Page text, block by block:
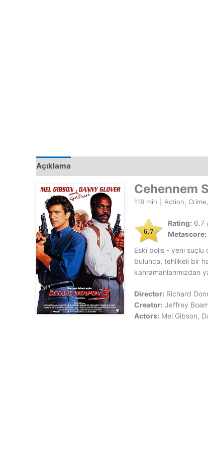
Açıklama
Cehennem
118 min Action,
6.7
Rating: 6.7
Metascore:
Eski polis - yeni suçlu
bulunca, tehlikeli bir
kahramanlarımızdan
Director: Richard
Creator: Jeffrey
Actors: Mel Gibson,